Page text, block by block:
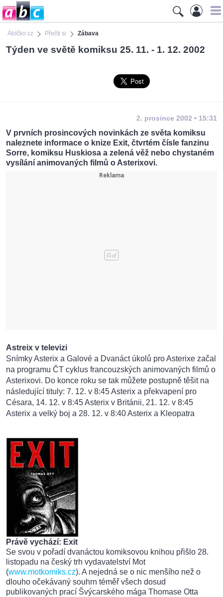
Ábíčko.cz Přečti si Zábava
Týden ve světě komiksu 25. 11. - 1. 12. 2002
2. prosince 2002 • 15:31
V prvních prosincových novinkách ze světa komiksu
naleznete informace o knize Exit, čtvrtém čísle fanzinu
Sorre, komiksu Huskiosa a zelená věž nebo chystaném
vysílání animovaných filmů o Asterixovi.
Astreix v televizi
Snímky Asterix a Galové a Dvanáct úkolů pro Asterixe začal
na programu ČT cyklus francouzských animovaných filmů o
Asterixovi. Do konce roku se tak můžete postupně těšit na
následující tituly: 7. 12. v 8:45 Asterix a překvapení pro
Césara, 14. 12. v 8:45 Asterix v Británii, 21. 12. v 8:45
Asterix a velký boj a 28. 12. v 8:40 Asterix a Kleopatra
Právě vychází: Exit
Se svou v pořadí dvanáctou komiksovou knihou přišlo 28.
listopadu na český trh vydavatelství Mot
(www.motkomiks.cz). A nejedná se o nic menšího než o
dlouho očekávaný souhrn téměř všech dosud
publikovaných prací Švýcarského mága Thomase Otta